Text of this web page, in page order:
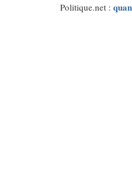
Politique.net :